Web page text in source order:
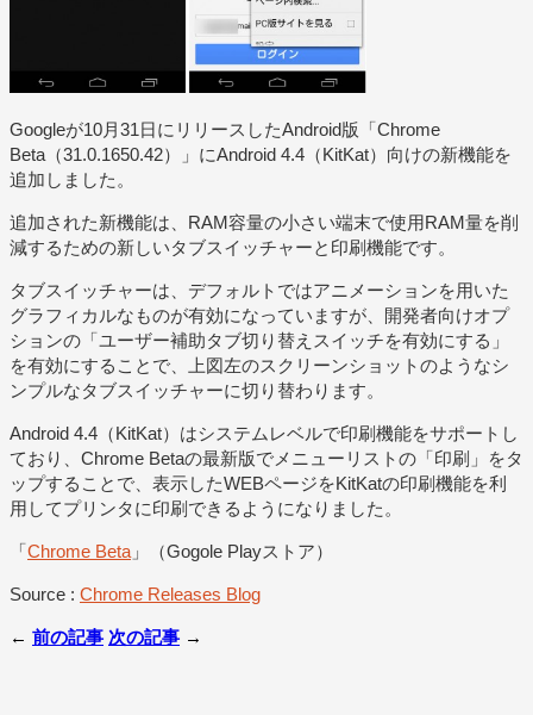
Googleが10月31日にリリースしたAndroid版「Chrome
Beta（31.0.1650.42）」にAndroid 4.4（KitKat）向けの新機能を
追加しました。
追加された新機能は、RAM容量の小さい端末で使用RAM量を削
減するための新しいタブスイッチャーと印刷機能です。
タブスイッチャーは、デフォルトではアニメーションを用いた
グラフィカルなものが有効になっていますが、開発者向けオプ
ションの「ユーザー補助タブ切り替えスイッチを有効にする」
を有効にすることで、上図左のスクリーンショットのようなシ
ンプルなタブスイッチャーに切り替わります。
Android 4.4（KitKat）はシステムレベルで印刷機能をサポートし
ており、Chrome Betaの最新版でメニューリストの「印刷」をタ
ップすることで、表示したWEBページをKitKatの印刷機能を利
用してプリンタに印刷できるようになりました。
「Chrome Beta 」（Gogole Playストア）
Source : Chrome Releases Blog
← 前の記事 次の記事 →